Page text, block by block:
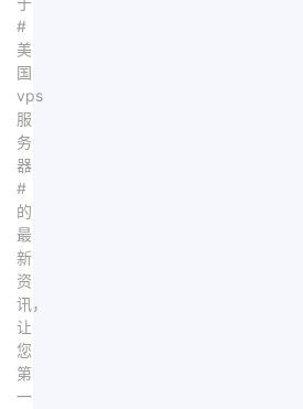
#
美
国
vps
服
务
器
#
的
最
新
资
讯，
让
您
第
一